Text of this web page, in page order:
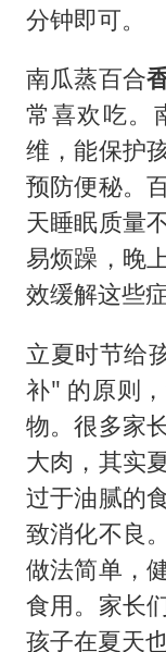
分钟即可。
南瓜蒸百合
常喜欢吃。
维，能保护
预防便秘。
天睡眠质量
易烦躁，晚
效缓解这些症
立夏时节给
补" 的原则
物。很多家
大肉，其实
过于油腻的
致消化不良
做法简单，
食用。家长
孩子在夏天